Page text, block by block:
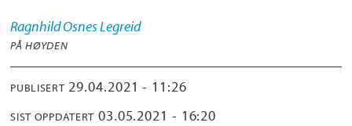
RagnhildOsnes Legreid
PÅ HØYDEN
PUBLISERT 29.04.2021 - 11:26
SIST OPPDATERT 03.05.2021 - 16:20